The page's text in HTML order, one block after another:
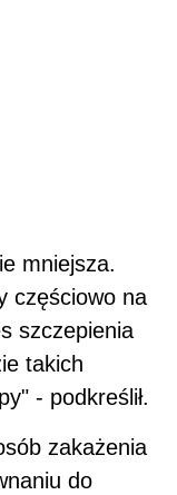
mniejsza.
częściowo na
szczepienia
takich
- podkreślił.
zakażenia
do